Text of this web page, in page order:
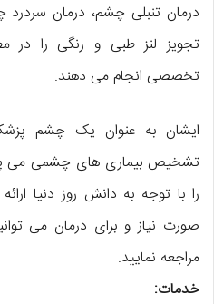
درمان تنبلی چشم، درمان
تجویز لنز طبی و رنگی را
تخصصی انجام می دهند.
ایشان به عنوان یک چشم
تشخیص بیماری های چشمی می
را با توجه به دانش روز دنیا
صورت نیاز و برای درمان می
مراجعه نمایید.
خدمات: